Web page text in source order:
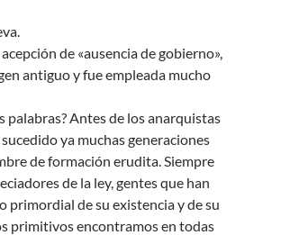
de «ausencia de gobierno»,
antiguo y fue empleada mucho
palabras? Antes de los anarquistas
ya muchas generaciones
de formación erudita. Siempre
de la ley, gentes que han
primordial de su existencia y de su
primitivos encontramos en todas